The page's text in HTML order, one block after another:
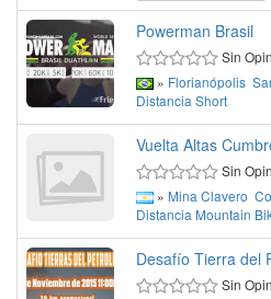
Powerman Brasil
Sin
» Florianópolis
Distancia Short
Vuelta Altas
Sin
» Mina Clavero
Distancia Mountain
Desafío Tierra del
Sin